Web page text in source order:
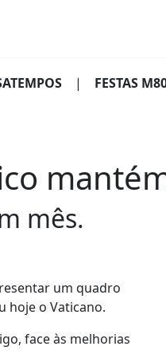
| FESTAS
mês.
um quadro
hoje o Vaticano.
face às melhorias